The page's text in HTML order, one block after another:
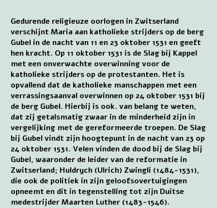
Gedurende religieuze oorlogen in Zwitserland
verschijnt Maria aan katholieke strijders op de berg
Gubel in de nacht van 11 en 23 oktober 1531 en geeft
hen kracht. Op 11 oktober 1531 is de Slag bij Kappel
met een onverwachte overwinning voor de
katholieke strijders op de protestanten. Het is
opvallend dat de katholieke manschappen met een
verrassingsaanval overwinnen op 24 oktober 1531 bij
de berg Gubel. Hierbij is ook. van belang te weten,
dat zij getalsmatig zwaar in de minderheid zijn in
vergelijking met de gereformeerde troepen. De Slag
bij Gubel vindt zijn hoogtepunt in de nacht van 23 op
24 oktober 1531. Velen vinden de dood bij de Slag bij
Gubel, waaronder de leider van de reformatie in
Zwitserland; Huldrych (Ulrich) Zwingli (1484-1531),
die ook de politiek in zijn geloofsovertuigingen
opneemt en dit in tegenstelling tot zijn Duitse
medestrijder Maarten Luther (1483-1546).